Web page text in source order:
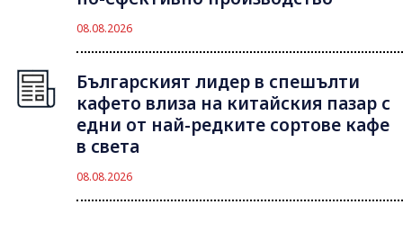
08.08.2026
Българският лидер в спешълти
кафето влиза на китайския пазар с
едни от най-редките сортове кафе
в света
08.08.2026